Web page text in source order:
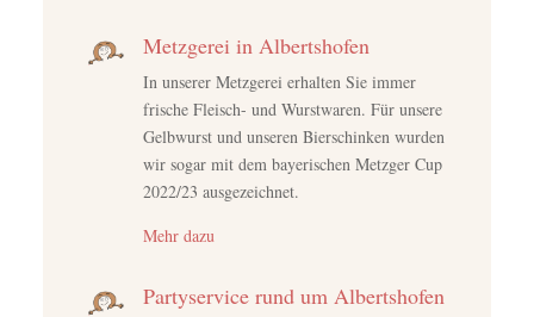
Metzgerei in Albertshofen
In unserer Metzgerei erhalten Sie immer
frische Fleisch- und Wurstwaren. Für unsere
Gelbwurst und unseren Bierschinken wurden
wir sogar mit dem bayerischen Metzger Cup
2022/23 ausgezeichnet.
Mehr dazu
Partyservice rund um Albertshofen